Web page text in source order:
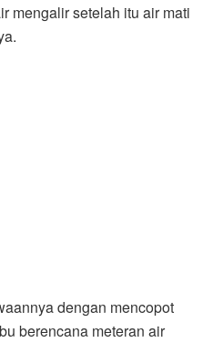
mengalir setelah itu air mati
dengan mencopot
berencana meteran air